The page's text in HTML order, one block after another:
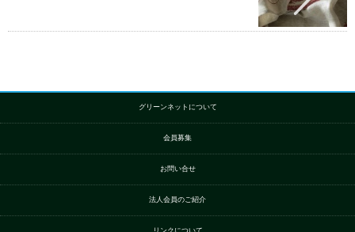
グリーンネットについて
会員募集
お問い合せ
法人会員のご紹介
リンクについて